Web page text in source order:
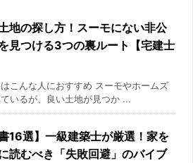
地の探し方！スーモにない非公
見つける3つの裏ルート【宅建士
はこんな人におすすめ スーモやホームズ
いるが、良い土地が見つか ...
書16選】一級建築士が厳選！家を
読むべき「失敗回避」のバイブ